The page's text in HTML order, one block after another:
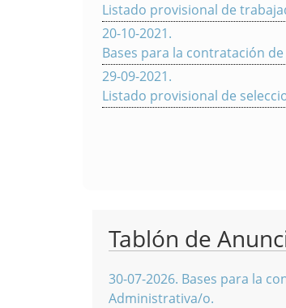
Listado provisional de
20-10-2021.
Bases para la contratación
29-09-2021.
Listado provisional de
Tablón de
30-07-2026. Bases para la
Administrativa/o.